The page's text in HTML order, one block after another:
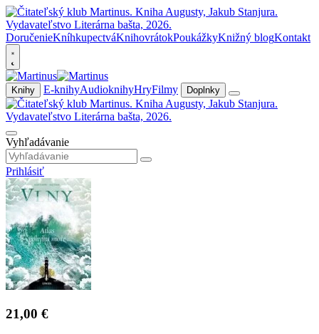
DoručenieKníhkupectváKnihovrátokPoukážkyKnižný blogKontakt
Knihy E-knihyAudioknihyHryFilmy Doplnky
Vyhľadávanie
Prihlásiť
21,00 €